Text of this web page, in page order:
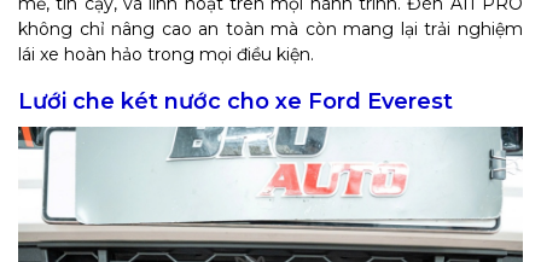
không chỉ nâng cao an toàn mà còn mang lại trải nghiệm
lái xe hoàn hảo trong mọi điều kiện.
Lưới che két nước cho xe Ford Everest